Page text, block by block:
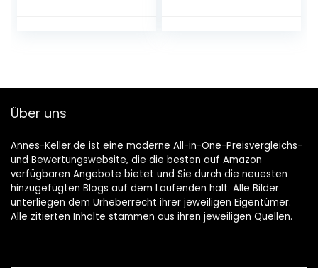
Über uns
Annes-Keller.de ist eine moderne All-in-One-Preisvergleichs-
und Bewertungswebsite, die die besten auf Amazon
verfügbaren Angebote bietet und Sie durch die neuesten
hinzugefügten Blogs auf dem Laufenden hält. Alle Bilder
unterliegen dem Urheberrecht ihrer jeweiligen Eigentümer.
Alle zitierten Inhalte stammen aus ihren jeweiligen Quellen.